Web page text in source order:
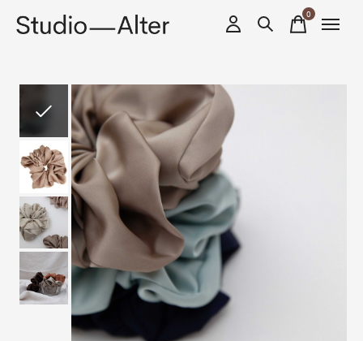
0items
Slideshow Items